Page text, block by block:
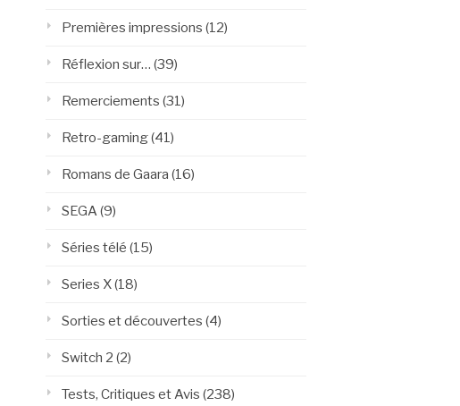
Premières impressions (12)
Réflexion sur… (39)
Remerciements (31)
Retro-gaming(41)
Romans de Gaara (16)
SEGA (9)
Séries télé (15)
Series X(18)
Sorties et découvertes (4)
Switch 2 (2)
Tests, Critiques et Avis (238)